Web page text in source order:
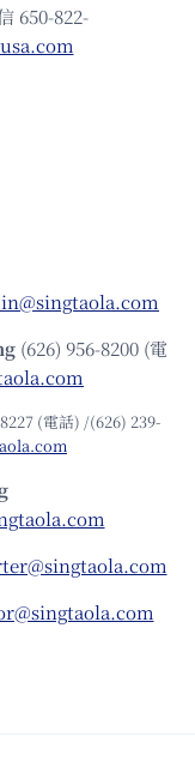
650-822-
(626) 956-8200 (電
(電話) /(626) 239-